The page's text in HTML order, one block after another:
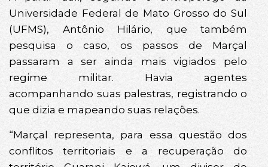
Universidade Federal de Mato Grosso do Sul
(UFMS), Antônio Hilário, que também
pesquisa o caso, os passos de Marçal
passaram a ser ainda mais vigiados pelo
regime militar. Havia agentes
acompanhando suas palestras, registrando o
que dizia e mapeando suas relações.
“Marçal representa, para essa questão dos
conflitos territoriais e a recuperação do